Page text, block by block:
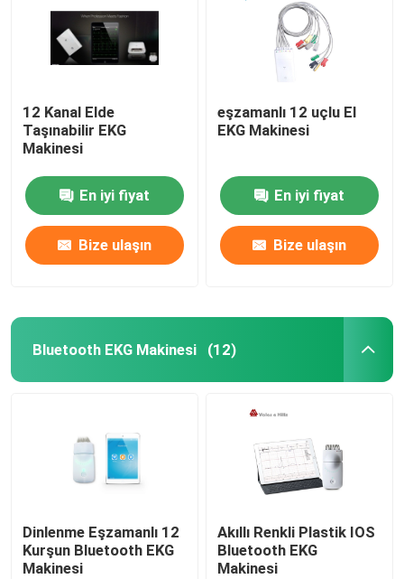
12 Kanal Elde
Taşınabilir EKG
Makinesi
En iyi fiyat
Bize ulaşın
eşzamanlı 12 uçlu El
EKG Makinesi
En iyi fiyat
Bize ulaşın
Bluetooth EKG Makinesi (12)
Dinlenme Eşzamanlı 12
Kurşun Bluetooth EKG
Makinesi
Akıllı Renkli Plastik IOS
Bluetooth EKG
Makinesi